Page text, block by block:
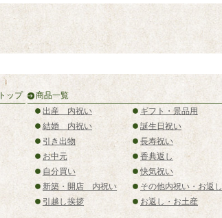
トップ 商品一覧
出産 内祝い
結婚 内祝い
引き出物
お中元
自分買い
新築・開店 内祝い
引越し挨拶
ギフト・景品用
誕生日祝い
長寿祝い
香典返し
快気祝い
その他内祝い・お返し
お返し・お土産